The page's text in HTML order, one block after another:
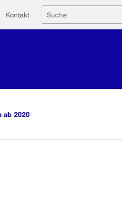
Hilfsnavigation
Kontakt Suche
ab 2020